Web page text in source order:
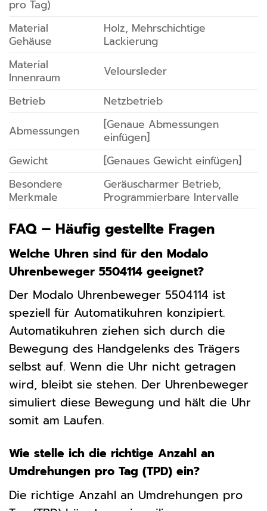
pro Tag)
Material
Gehäuse
Holz, Mehrschichtige
Lackierung
Material
Innenraum
Veloursleder
Betrieb
Netzbetrieb
Abmessungen
[Genaue Abmessungen
einfügen]
Gewicht
[Genaues Gewicht einfügen]
Besondere
Merkmale
Geräuscharmer Betrieb,
Programmierbare Intervalle
FAQ – Häufig gestellte Fragen
Welche Uhren sind für den Modalo
Uhrenbeweger 5504114 geeignet?
Der Modalo Uhrenbeweger 5504114 ist
speziell für Automatikuhren konzipiert.
Automatikuhren ziehen sich durch die
Bewegung des Handgelenks des Trägers
selbst auf. Wenn die Uhr nicht getragen
wird, bleibt sie stehen. Der Uhrenbeweger
simuliert diese Bewegung und hält die Uhr
somit am Laufen.
Wie stelle ich die richtige Anzahl an
Umdrehungen pro Tag (TPD) ein?
Die richtige Anzahl an Umdrehungen pro